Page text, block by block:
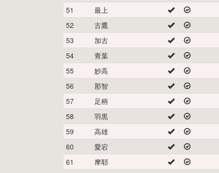
51
最上
52
古鷹
53
加古
54
青葉
55
妙高
56
那智
57
足柄
58
羽黒
59
高雄
60
愛宕
61
摩耶